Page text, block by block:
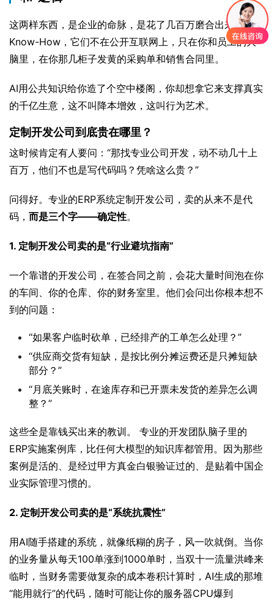
这两样东西，是企业的命脉，是花了几百万磨合出来的
Know-How，它们不在公开互联网上，只在你和员工的大
脑里，在你那几柜子发黄的采购单和销售合同里。
AI用公共知识给你造了个空中楼阁，你却想拿它来支撑真实
的千亿生意，这不叫降本增效，这叫行为艺术。
定制开发公司到底贵在哪里？
这时候肯定有人要问：“那找专业公司开发，动不动几十上
百万，他们不也是写代码吗？凭啥这么贵？”
问得好。专业的ERP系统定制开发公司，卖的从来不是代
码， 而是三个字——确定性。
1. 定制开发公司卖的是“行业避坑指南”
一个靠谱的开发公司，在签合同之前，会花大量时间泡在你
的车间、你的仓库、你的财务室里。他们会问出你根本想不
到的问题：
“如果客户临时砍单，已经排产的工单怎么处理？”
“供应商交货有短缺，是按比例分摊运费还是只摊短缺
部分？”
“月底关账时，在途库存和已开票未发货的差异怎么调
整？”
这些全是靠钱买出来的教训。 专业的开发团队脑子里的
ERP实施案例库，比任何大模型的知识库都管用。因为那些
案例是活的、是经过甲方真金白银验证过的、是贴着中国企
业实际管理习惯的。
2. 定制开发公司卖的是“系统抗震性”
用AI随手搭建的系统，就像纸糊的房子，风一吹就倒。当你
的业务量从每天100单涨到1000单时，当双十一流量洪峰来
临时，当财务需要做复杂的成本卷积计算时，AI生成的那堆
“能用就行”的代码，随时可能让你的服务器CPU爆到